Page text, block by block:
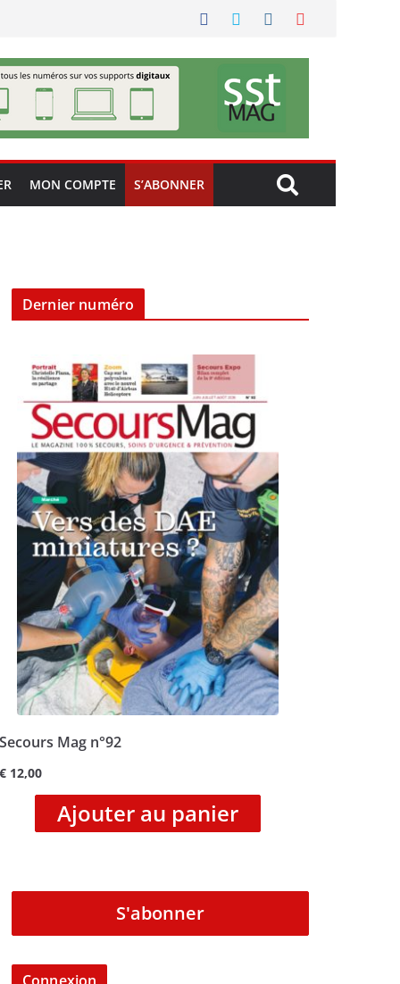
MON COMPTE S’ABONNER
Dernier numéro
Secours Mag n°92
€ 12,00
Ajouter au panier
S'abonner